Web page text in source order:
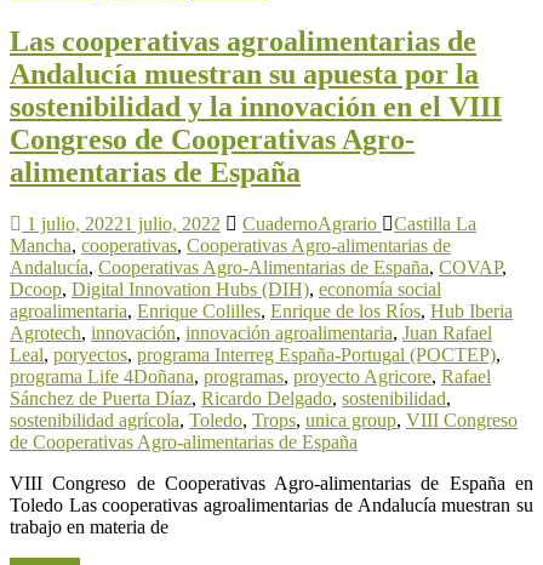
Las cooperativas agroalimentarias de
Andalucía muestran su apuesta por la
sostenibilidad y la innovación en el VIII
Congreso de Cooperativas Agro-
alimentarias de España
1 julio, 20221 julio, 2022 CuadernoAgrario
Castilla La
Mancha, cooperativas, Cooperativas Agro-alimentarias de
Andalucía, Cooperativas Agro-Alimentarias de España, COVAP,
Dcoop, Digital Innovation Hubs (DIH), economía social
agroalimentaria, Enrique Colilles, Enrique de los Ríos, Hub Iberia
Agrotech, innovación, innovación agroalimentaria, Juan Rafael
Leal, poryectos, programa Interreg España-Portugal (POCTEP),
programa Life 4Doñana, programas, proyecto Agricore, Rafael
Sánchez de Puerta Díaz, Ricardo Delgado, sostenibilidad,
sostenibilidad agrícola, Toledo, Trops, unica group, VIII Congreso
de Cooperativas Agro-alimentarias de España
VIII Congreso de Cooperativas Agro-alimentarias de España en
Toledo Las cooperativas agroalimentarias de Andalucía muestran su
trabajo en materia de